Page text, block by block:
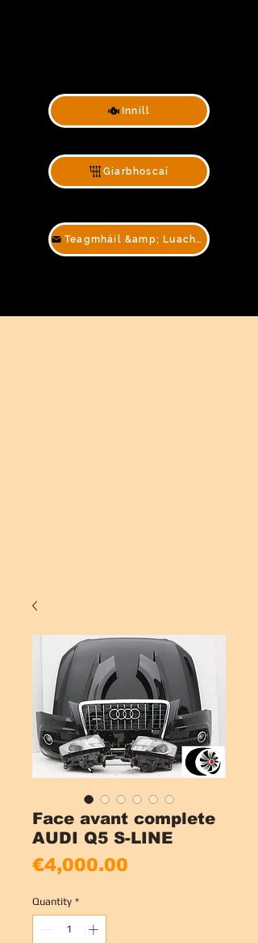
Innill
Giarbhoscaí
Teagmháil &amp; Luachan
Face avant complete
AUDI Q5 S-LINE
€4,000.00
Quantity *